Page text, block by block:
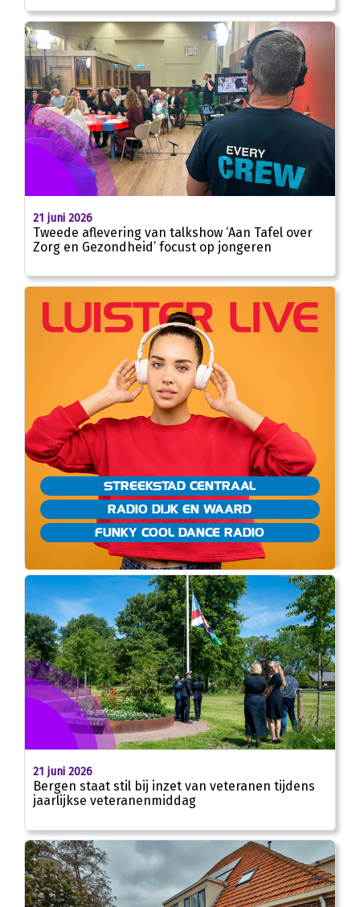
21 juni 2026
Tweede aflevering van talkshow ‘Aan Tafel over
Zorg en Gezondheid’ focust op jongeren
STREEKSTAD CENTRAAL
RADIO DIJK EN WAARD
FUNKY COOL DANCE RADIO
21 juni 2026
Bergen staat stil bij inzet van veteranen tijdens
jaarlijkse veteranenmiddag